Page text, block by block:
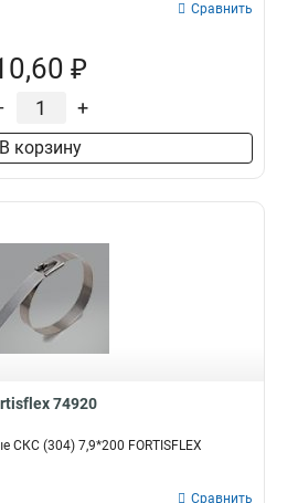
Сравнить
₽
+
В корзину
74920
СКС (304) 7,9*200 FORTISFLEX
Сравнить